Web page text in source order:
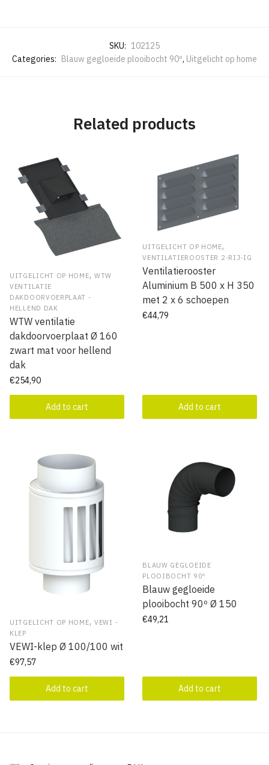
SKU: 102125
Categories: Blauw gegloeide plooibocht 90º, Uitgelicht op home
Related products
UITGELICHT OP HOME,WTW
VENTILATIE
DAKDOORVOERPLAAT -
HELLEND DAK
WTW ventilatie
dakdoorvoerplaat Ø 160
zwart mat voor hellend
dak
€254,90
Add to cart
UITGELICHT OP HOME,
VENTILATIEROOSTER 2-RIJ-IG
Ventilatierooster
Aluminium B 500 x H 350
met 2 x 6 schoepen
€44,79
Add to cart
UITGELICHT OP HOME,VEWI -
KLEP
VEWI-klep Ø 100/100 wit
€97,57
Add to cart
BLAUW GEGLOEIDE
PLOOIBOCHT 90º
Blauw gegloeide
plooibocht 90º Ø 150
€49,21
Add to cart